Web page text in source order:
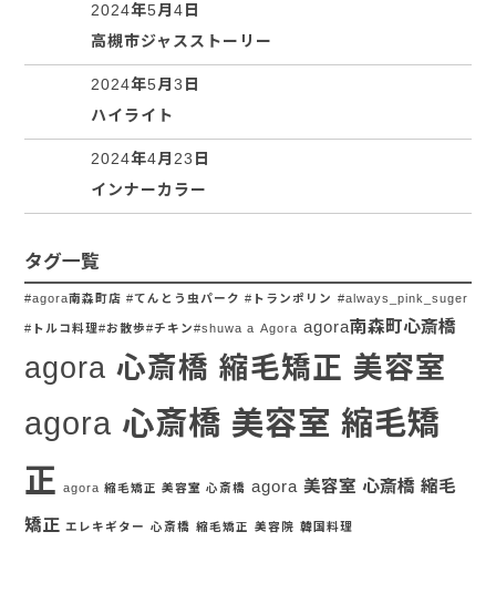
2024年5月4日
高槻市ジャスストーリー
2024年5月3日
ハイライト
2024年4月23日
インナーカラー
タグ一覧
#agora南森町店 #てんとう虫パーク #トランポリン #always_pink_suger
#トルコ料理#お散歩#チキン#shuwa a Agora agora南森町心斎橋
agora 心斎橋 縮毛矯正 美容室
agora 心斎橋 美容室 縮毛矯
正 agora 縮毛矯正 美容室 心斎橋 agora 美容室 心斎橋 縮毛
矯正 エレキギター 心斎橋 縮毛矯正 美容院 韓国料理